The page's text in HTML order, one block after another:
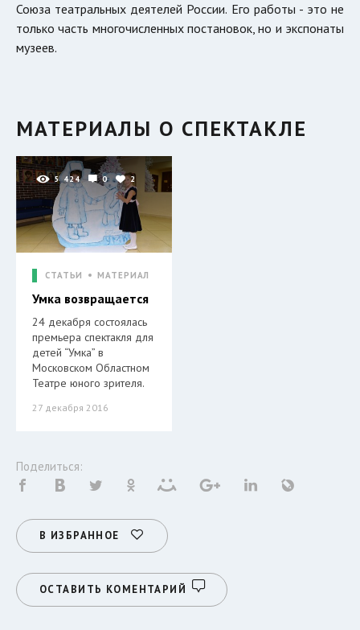
Союза театральных деятелей России. Его работы - это не
только часть многочисленных постановок, но и экспонаты
музеев.
МАТЕРИАЛЫ О СПЕКТАКЛЕ
5 424 0 2
СТАТЬИ МАТЕРИАЛ
Умка возвращается
24 декабря состоялась
премьера спектакля для
детей “Умка” в
Московском Областном
Театре юного зрителя.
27 декабря 2016
Поделиться:
В ИЗБРАННОЕ
ОСТАВИТЬ КОМЕНТАРИЙ